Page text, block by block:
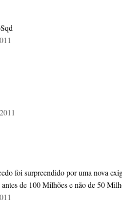
foi surpreendido por uma nova
de 100 Milhões e não de 50